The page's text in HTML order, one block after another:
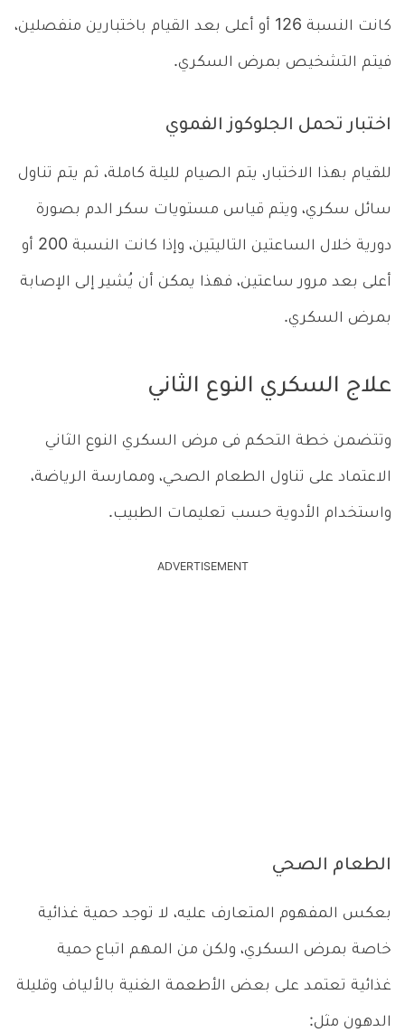
كانت النسبة 126 أو أعلى بعد القيام باختبارين منفصلين،
فيتم التشخيص بمرض السكري.
اختبار تحمل الجلوكوز الفموي
للقيام بهذا الاختبار، يتم الصيام لليلة كاملة، ثم يتم تناول
سائل سكري، ويتم قياس مستويات سكر الدم بصورة
دورية خلال الساعتين التاليتين، وإذا كانت النسبة 200 أو
أعلى بعد مرور ساعتين، فهذا يمكن أن يُشير إلى الإصابة
بمرض السكري.
علاج السكري النوع الثاني
وتتضمن خطة التحكم فى مرض السكري النوع الثاني
الاعتماد على تناول الطعام الصحي، وممارسة الرياضة،
واستخدام الأدوية حسب تعليمات الطبيب.
ADVERTISEMENT
الطعام الصحي
بعكس المفهوم المتعارف عليه، لا توجد حمية غذائية
خاصة بمرض السكري، ولكن من المهم اتباع حمية
غذائية تعتمد على بعض الأطعمة الغنية بالألياف وقليلة
الدهون مثل: